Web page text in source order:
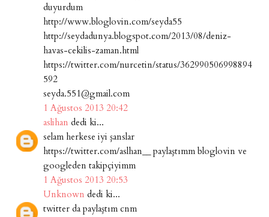
duyurdum
http://www.bloglovin.com/seyda55
http://seydadunya.blogspot.com/2013/08/deniz-
havas-cekilis-zaman.html
https://twitter.com/nurcetin/status/362990506998894
592
seyda.551@gmail.com
1 Ağustos 2013 20:42
aslihan dedi ki...
selam herkese iyi şanslar
https://twitter.com/aslhan__ paylaştımm bloglovin ve
googleden takipçiyimm
1 Ağustos 2013 20:53
Unknown dedi ki...
twitter da paylaştım cnm